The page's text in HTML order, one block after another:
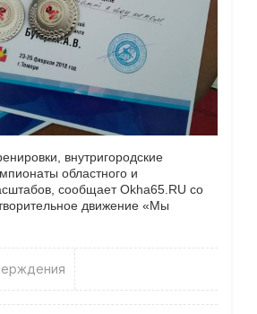
внутригородские
областного и
сообщает Okha65.RU со
движение «Мы